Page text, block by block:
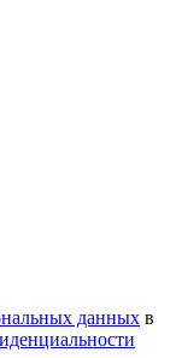
данных в